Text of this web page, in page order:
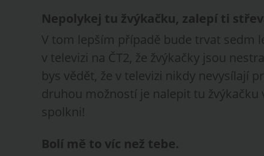
Nepolykej tu žvýkačku, zalepí ti
V tom lepším případě bude trvat sedm
v televizi na ČT2, že žvýkačky jsou
bys vědět, že v televizi nikdy nevysílají
druhou možností je nalepit tu žvýkačku
spolkni!
Bolí mě to víc než tebe.